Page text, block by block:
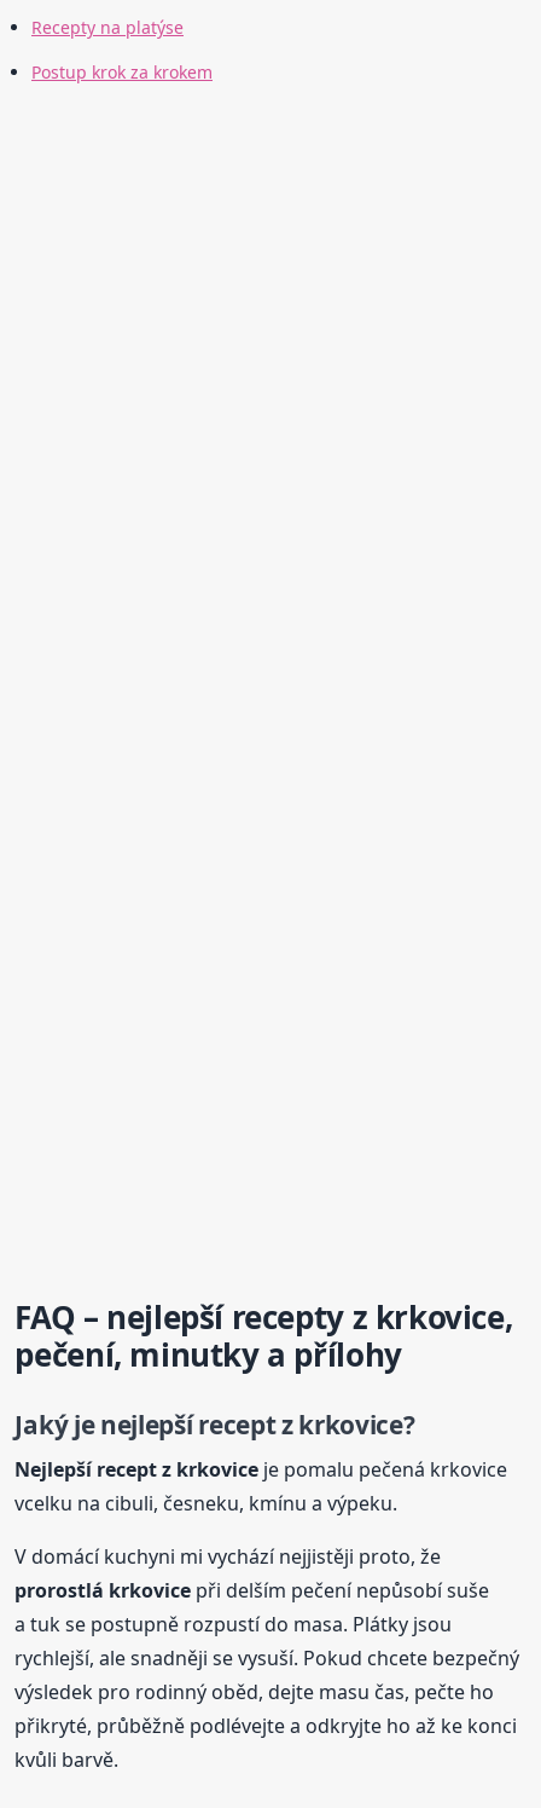
Recepty na platýse
Postup krok za krokem
FAQ – nejlepší recepty z krkovice,
pečení, minutky a přílohy
Jaký je nejlepší recept z krkovice?
Nejlepší recept z krkovice je pomalu pečená krkovice
vcelku na cibuli, česneku, kmínu a výpeku.
V domácí kuchyni mi vychází nejjistěji proto, že
prorostlá krkovice při delším pečení nepůsobí suše
a tuk se postupně rozpustí do masa. Plátky jsou
rychlejší, ale snadněji se vysuší. Pokud chcete bezpečný
výsledek pro rodinný oběd, dejte masu čas, pečte ho
přikryté, průběžně podlévejte a odkryjte ho až ke konci
kvůli barvě.